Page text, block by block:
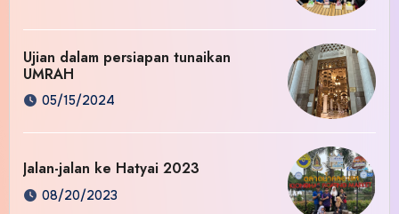
Ujian dalam persiapan tunaikan
UMRAH
05/15/2024
Jalan-jalan ke Hatyai 2023
08/20/2023